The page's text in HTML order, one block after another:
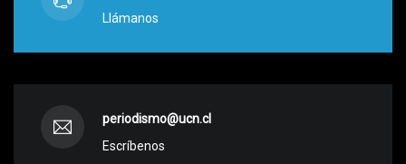
Llámanos
periodismo@ucn.cl
Escríbenos